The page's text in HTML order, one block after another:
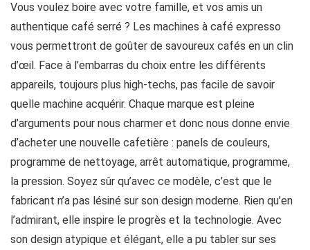
Vous voulez boire avec votre famille, et vos amis un
authentique café serré ? Les machines à café expresso
vous permettront de goûter de savoureux cafés en un clin
d’œil. Face à l’embarras du choix entre les différents
appareils, toujours plus high-techs, pas facile de savoir
quelle machine acquérir. Chaque marque est pleine
d’arguments pour nous charmer et donc nous donne envie
d’acheter une nouvelle cafetière : panels de couleurs,
programme de nettoyage, arrêt automatique, programme,
la pression. Soyez sûr qu’avec ce modèle, c’est que le
fabricant n’a pas lésiné sur son design moderne. Rien qu’en
l’admirant, elle inspire le progrès et la technologie. Avec
son design atypique et élégant, elle a pu tabler sur ses